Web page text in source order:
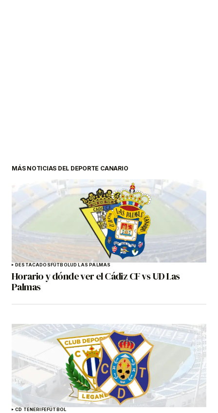
MÁS NOTICIAS DEL DEPORTE CANARIO
DESTACADOSFÚTBOLUD LAS PALMAS
Horario y dónde ver el Cádiz CF vs UD Las
Palmas
CD TENERIFEFÚTBOL